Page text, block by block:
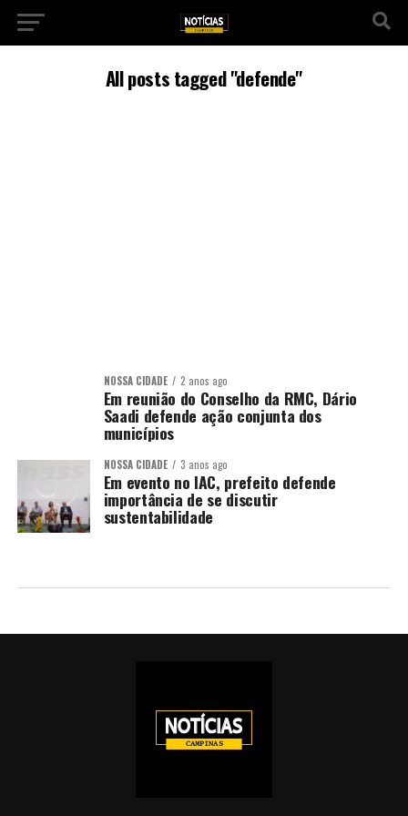
All posts tagged "defende"
NOSSA CIDADE 2 anos ago
Em reunião do Conselho da RMC, Dário
Saadi defende ação conjunta dos
municípios
NOSSA CIDADE 3 anos ago
Em evento no IAC, prefeito defende
importância de se discutir
sustentabilidade